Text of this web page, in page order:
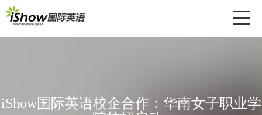
iShow国际英语校企合作：华南女子职业学